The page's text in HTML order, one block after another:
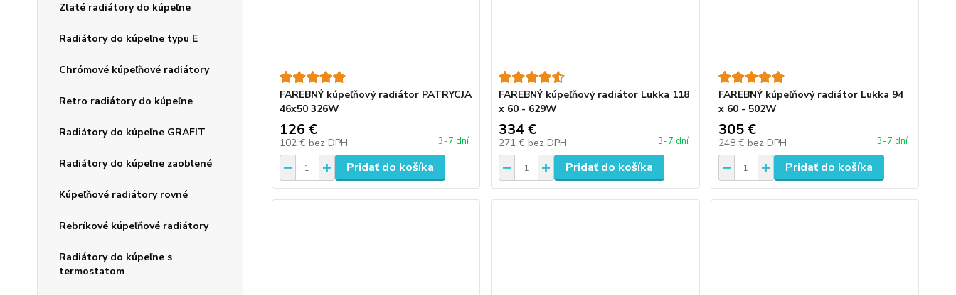
Zlaté radiátory do kúpeľne
Radiátory do kúpeľne typu E
Chrómové kúpeľňové radiátory
Retro radiátory do kúpeľne
Radiátory do kúpeľne GRAFIT
Radiátory do kúpeľne zaoblené
Kúpeľňové radiátory rovné
Rebríkové kúpeľňové radiátory
Radiátory do kúpeľne s
termostatom
FAREBNÝ kúpeľňový radiátor PATRYCJA
46x50 326W
126 €
102 € bez DPH 3-7 dní
Pridať do košíka
FAREBNÝ kúpeľňový radiátor Lukka 118
x 60 - 629W
334 €
271 € bez DPH 3-7 dní
Pridať do košíka
FAREBNÝ kúpeľňový radiátor Lukka 94
x 60 - 502W
305 €
248 € bez DPH 3-7 dní
Pridať do košíka